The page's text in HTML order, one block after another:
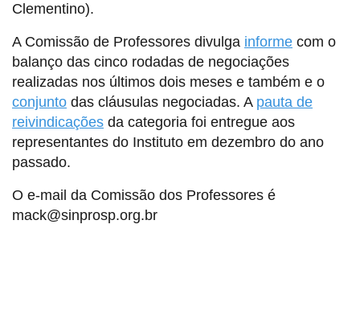
Clementino).
A Comissão de Professores divulga informe com o
balanço das cinco rodadas de negociações
realizadas nos últimos dois meses e também e o
conjunto das cláusulas negociadas. A pauta de
reivindicações da categoria foi entregue aos
representantes do Instituto em dezembro do ano
passado.
O e-mail da Comissão dos Professores é
mack@sinprosp.org.br